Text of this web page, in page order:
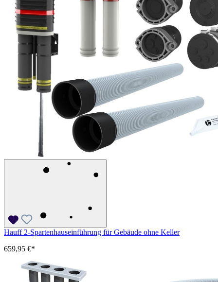
Hauff 2-Spartenhauseinführung für Gebäude ohne Keller
659,95 €*